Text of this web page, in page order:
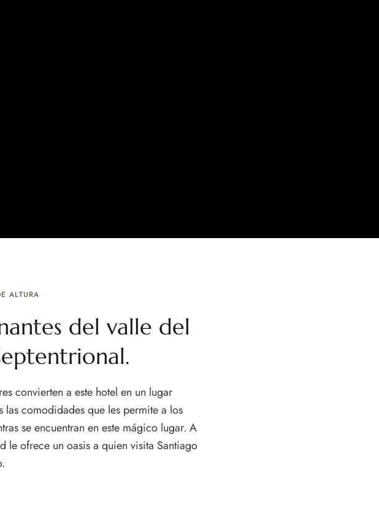
ALTURA
del valle del
convierten a este hotel en un lugar
comodidades que les permite a los
se encuentran en este mágico lugar. A
ofrece un oasis a quien visita Santiago